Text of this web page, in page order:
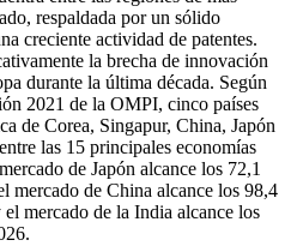
respaldada por un sólido
creciente actividad de patentes.
la brecha de innovación
durante la última década. Según
2021 de la OMPI, cinco países
de Corea, Singapur, China, Japón
las 15 principales economías
de Japón alcance los 72,1
mercado de China alcance los 98,4
mercado de la India alcance los